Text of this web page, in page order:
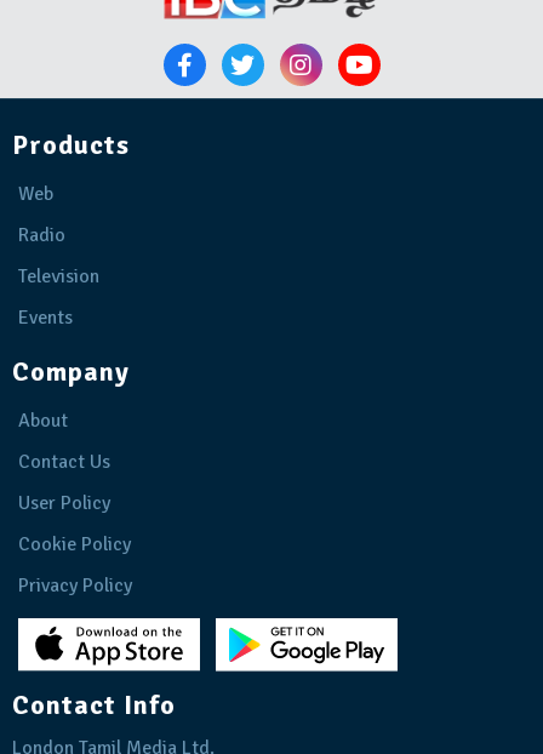
Products
Web
Radio
Television
Events
Company
About
Contact Us
User Policy
Cookie Policy
Privacy Policy
Contact Info
London Tamil Media Ltd.